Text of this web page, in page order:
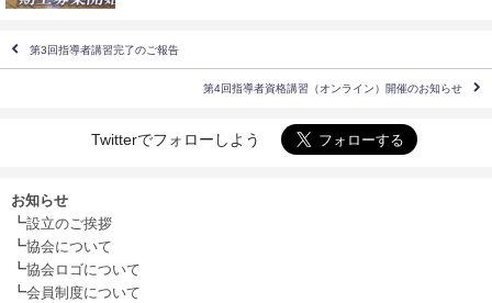
第3回指導者講習完了のご報告
第4回指導者資格講習（オンライン）開催のお知らせ
Twitterでフォローしよう
お知らせ
┗設立のご挨拶
┗協会について
┗協会ロゴについて
┗会員制度について